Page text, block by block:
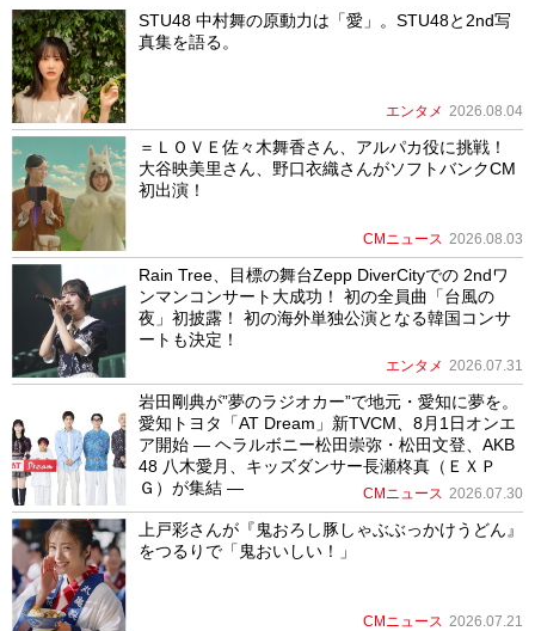
STU48 中村舞の原動力は「愛」。STU48と2nd写
真集を語る。
エンタメ 2026.08.04
＝ＬＯＶＥ佐々木舞香さん、アルパカ役に挑戦！
大谷映美里さん、野口衣織さんがソフトバンクCM
初出演！
CMニュース 2026.08.03
Rain Tree、目標の舞台Zepp DiverCityでの 2ndワ
ンマンコンサート大成功！ 初の全員曲「台風の
夜」初披露！ 初の海外単独公演となる韓国コンサ
ートも決定！
エンタメ 2026.07.31
岩田剛典が”夢のラジオカー”で地元・愛知に夢を。
愛知トヨタ「AT Dream」新TVCM、8月1日オンエ
ア開始 ― ヘラルボニー松田崇弥・松田文登、AKB
48 八木愛月、キッズダンサー長瀬柊真（ＥＸＰ
Ｇ）が集結 ―
CMニュース 2026.07.30
上戸彩さんが『鬼おろし豚しゃぶぶっかけうどん』
をつるりで「鬼おいしい！」
CMニュース 2026.07.21